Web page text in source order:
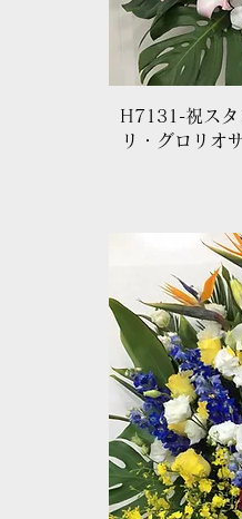
H7131-祝ス
リ・グロリオ